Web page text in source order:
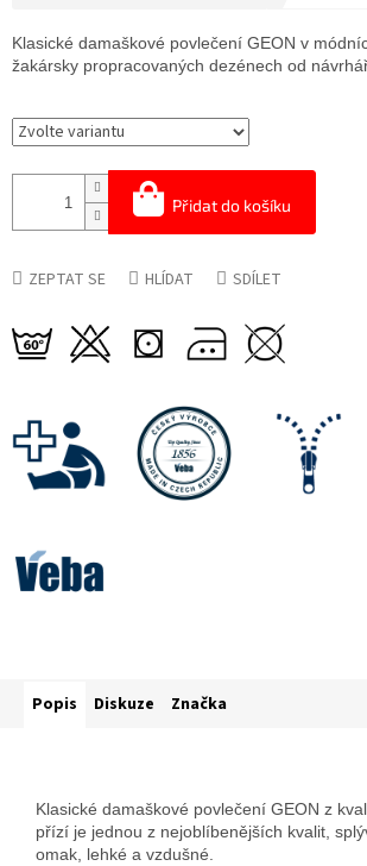
Přidat do košíku
Klasické damaškové povlečení GEON v
žakársky propracovaných dezénech od
ZEPTAT SE HLÍDAT SDÍLET
Popis Diskuze Značka
Klasické damaškové povlečení GEON z
přízí je jednou z nejoblíbenějších kvalit,
omak, lehké a vzdušné.